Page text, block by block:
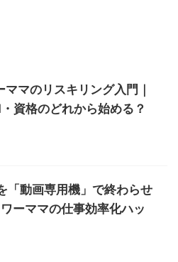
マのリスキリング入門｜
資格のどれから始める？
「動画専用機」で終わらせ
ーママの仕事効率化ハッ